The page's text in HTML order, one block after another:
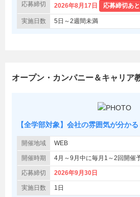
応募締切 2026年8月17日 応募締切あ
実施日数 5日～2週間未満
オープン・カンパニー＆キャリア
【全学部対象】会社の雰囲気が分か
開催地域 WEB
開催時期 4月～9月中に毎月1～2回開催
応募締切 2026年9月30日
実施日数 1日